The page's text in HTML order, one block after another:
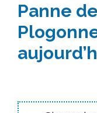
Panne